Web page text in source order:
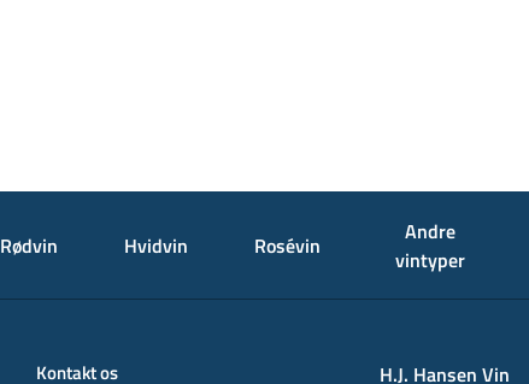
Rødvin Hvidvin Rosévin
Andre
vintyper
Kontakt os
H.J. Hansen Vin